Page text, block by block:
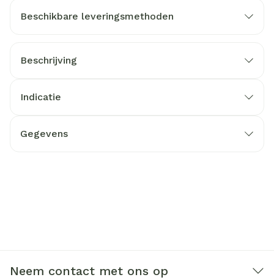
Beschikbare leveringsmethoden
Beschrijving
Indicatie
Gegevens
Neem contact met ons op